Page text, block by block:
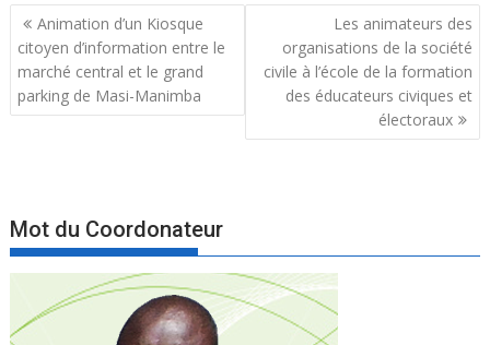
Navigation
de
l’article
Animation d’un Kiosque
citoyen d’information entre le
marché central et le grand
parking de Masi-Manimba
Les animateurs des
organisations de la société
civile à l’école de la formation
des éducateurs civiques et
électoraux
Mot du Coordonateur